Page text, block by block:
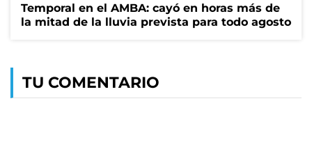
Temporal en el AMBA: cayó en horas más de
la mitad de la lluvia prevista para todo agosto
TU COMENTARIO